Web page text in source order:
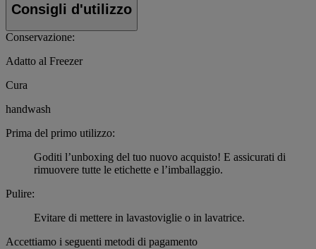
Consigli d'utilizzo
Conservazione:
Adatto al Freezer
Cura
handwash
Prima del primo utilizzo:
Goditi l’unboxing del tuo nuovo acquisto! E assicurati di
rimuovere tutte le etichette e l’imballaggio.
Pulire:
Evitare di mettere in lavastoviglie o in lavatrice.
Accettiamo i seguenti metodi di pagamento